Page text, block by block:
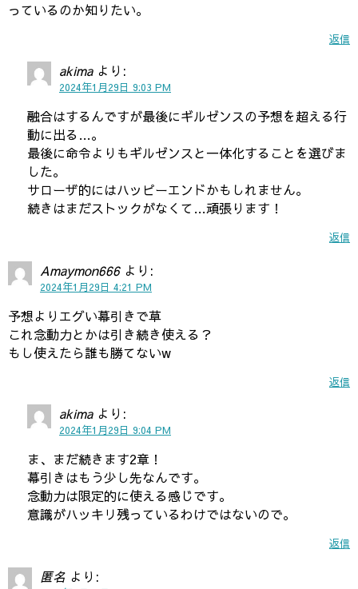
っているのか知りたい。
返信
akima より:
2024年1月29日 9:03 PM
融合はするんですが最後にギルゼンスの予想を超える行
動に出る…。
最後に命令よりもギルゼンスと一体化することを選びま
した。
サローザ的にはハッピーエンドかもしれません。
続きはまだストックがなくて…頑張ります！
返信
Amaymon666 より:
2024年1月29日 4:21 PM
予想よりエグい幕引きで草
これ念動力とかは引き続き使える？
もし使えたら誰も勝てないw
返信
akima より:
2024年1月29日 9:04 PM
ま、まだ続きます2章！
幕引きはもう少し先なんです。
念動力は限定的に使える感じです。
意識がハッキリ残っているわけではないので。
返信
匿名 より: